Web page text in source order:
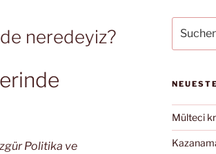
neredeyiz?
Politika ve
nach:
Mülteci